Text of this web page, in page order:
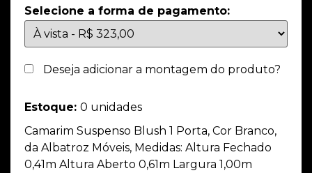
Selecione a forma de pagamento:
Deseja adicionar a montagem do produto?
Estoque: 0 unidades
Camarim Suspenso Blush 1 Porta, Cor Branco,
da Albatroz Móveis, Medidas: Altura Fechado
0,41m Altura Aberto 0,61m Largura 1,00m